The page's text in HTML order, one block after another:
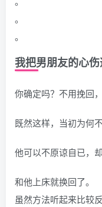
。
。
我把男朋友的心
你确定吗？不用挽回
既然这样，当初为何不
他可以不原谅自已，
和他上床就换回了。
虽然方法听起来比较